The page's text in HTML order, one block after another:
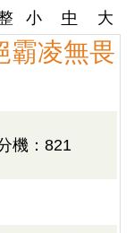
小 中 大
凌無畏
機：821